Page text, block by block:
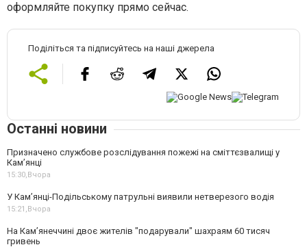
оформляйте покупку прямо сейчас.
Поділіться та підписуйтесь на наші джерела
Останні новини
Призначено службове розслідування пожежі на сміттєзвалищі у
Кам’янці
15:30,Вчора
У Кам’янці-Подільському патрульні виявили нетверезого водія
15:21,Вчора
На Камʼянеччині двоє жителів "подарували" шахраям 60 тисяч
гривень